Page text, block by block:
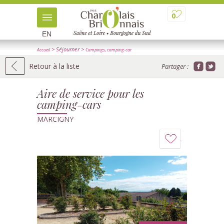
0
EN
Accueil> Séjourner> Campings, camping-car
Retour à la liste Partager :
Aire de service pour les
camping-cars
MARCIGNY
à
mon
carnet